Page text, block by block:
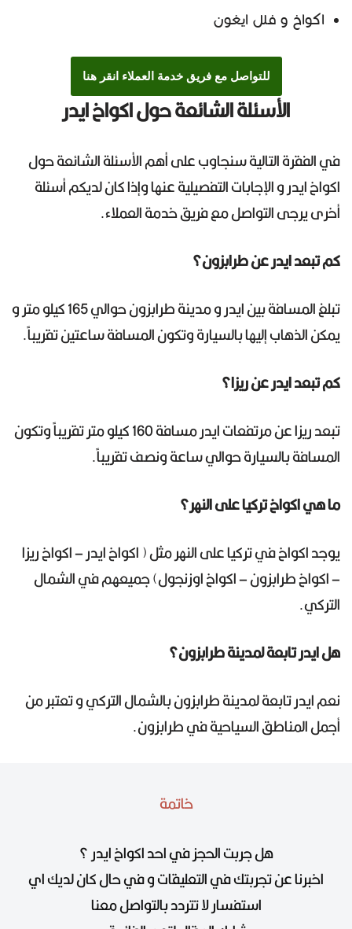
اكواخ و فلل ايغون
للتواصل مع فريق خدمة العملاء انقر هنا
الأسئلة الشائعة حول اكواخ ايدر
في الفقرة التالية سنجاوب على أهم الأسئلة الشائعة حول
اكواخ ايدر و الإجابات التفصيلية عنها وإذا كان لديكم أسئلة
أخرى يرجى التواصل مع فريق خدمة العملاء.
كم تبعد ايدر عن طرابزون؟
تبلغ المسافة بين ايدر و مدينة طرابزون حوالي 165 كيلو متر و
يمكن الذهاب إليها بالسيارة وتكون المسافة ساعتين تقريباً.
كم تبعد ايدر عن ريزا؟
تبعد ريزا عن مرتفعات ايدر مسافة 160 كيلو متر تقريباً وتكون
المسافة بالسيارة حوالي ساعة ونصف تقريباً.
ما هي اكواخ تركيا على النهر؟
يوجد اكواخ في تركيا على النهر مثل ( اكواخ ايدر – اكواخ ريزا
– اكواخ طرابزون – اكواخ اوزنجول) جميعهم في الشمال
التركي.
هل ايدر تابعة لمدينة طرابزون؟
نعم ايدر تابعة لمدينة طرابزون بالشمال التركي و تعتبر من
أجمل المناطق السياحية في طرابزون.
خاتمة
هل جربت الحجز في احد اكواخ ايدر ؟
اخبرنا عن تجربتك في التعليقات و في حال كان لديك اي
استفسار لا تتردد بالتواصل معنا